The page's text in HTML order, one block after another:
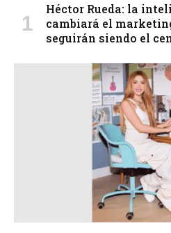
Héctor Rueda: la
cambiará el
seguirán siendo el